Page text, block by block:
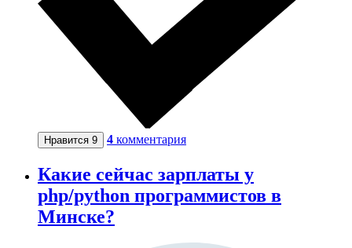
Нравится 9 4 комментария
Какие сейчас зарплаты у
php/python программистов в
Минске?